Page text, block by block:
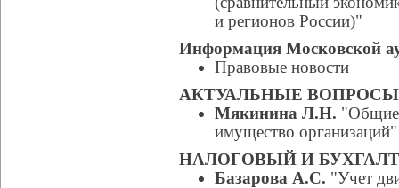
и регионов России)"
Информация Московской
Правовые новости
АКТУАЛЬНЫЕ
Мякинина Л.Н. "Общие
имущество организаций"
НАЛОГОВЫЙ И
Базарова А.С. "Учет